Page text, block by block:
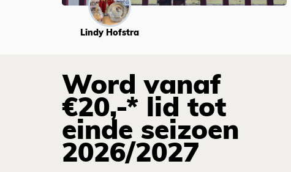
Lindy Hofstra
Word vanaf
€20,-* lid tot
einde seizoen
2026/2027